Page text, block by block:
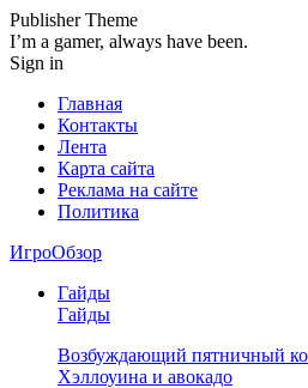
Publisher Theme
I’m a gamer, always have been.
Sign in
Главная
Контакты
Лента
Карта сайта
Реклама на сайте
Политика
ИгроОбзор
Гайды
Гайды
Возбуждающий пятничный
Хэллоуина и авокадо